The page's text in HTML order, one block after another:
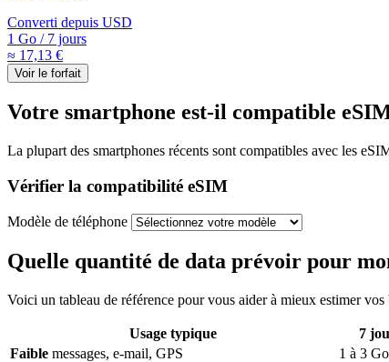
Converti depuis USD
1 Go /7 jours
≈ 17,13 €
Voir le forfait
Votre smartphone est-il compatible
La plupart des smartphones récents sont compatibles avec les
Vérifier la compatibilité eSIM
Modèle de téléphone
Quelle quantité de data prévoir pour
Voici un tableau de référence pour vous aider à mieux estimer vos
Usage typique 7
Faible messages, e-mail, GPS 1 à 3 Go